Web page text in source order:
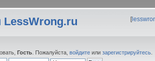
[
Гость . Пожалуйста, войдите или зарегистрируйтесь